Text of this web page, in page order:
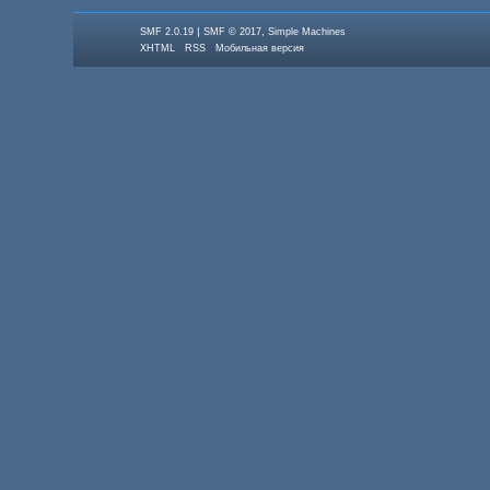
SMF 2.0.19| SMF © 2017, Simple Machines
XHTML
RSS Мобильная версия